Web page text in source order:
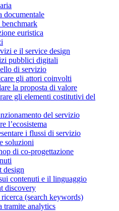
documentale
euristica
e il service design
pubblici digitali
di servizio
gli attori coinvolti
la proposta di valore
gli elementi costitutivi del
del servizio
l’ecosistema
i flussi di servizio
soluzioni
di co-progettazione
design
contenuti e il linguaggio
discovery
(search keywords)
tramite analytics